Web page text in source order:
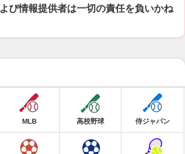
び情報提供者は一切の責任を負いかね
MLB 高校野球 侍ジャパン